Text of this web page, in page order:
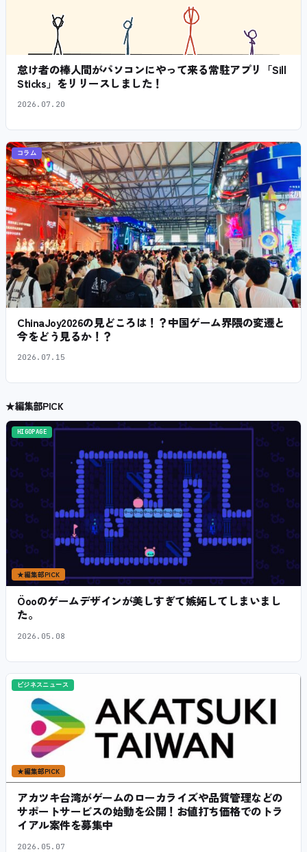
怠け者の棒人間がパソコンにやって来る常駐アプリ「Sill
Sticks」をリリースしました！
2026.07.20
コラム
ChinaJoy2026の見どころは！？中国ゲーム界隈の変遷と
今をどう見るか！？
2026.07.15
★編集部PICK
HIGOPAGE
★編集部PICK
Öooのゲームデザインが美しすぎて嫉妬してしまいまし
た。
2026.05.08
ビジネスニュース
★編集部PICK
アカツキ台湾がゲームのローカライズや品質管理などの
サポートサービスの始動を公開！お値打ち価格でのトラ
イアル案件を募集中
2026.05.07